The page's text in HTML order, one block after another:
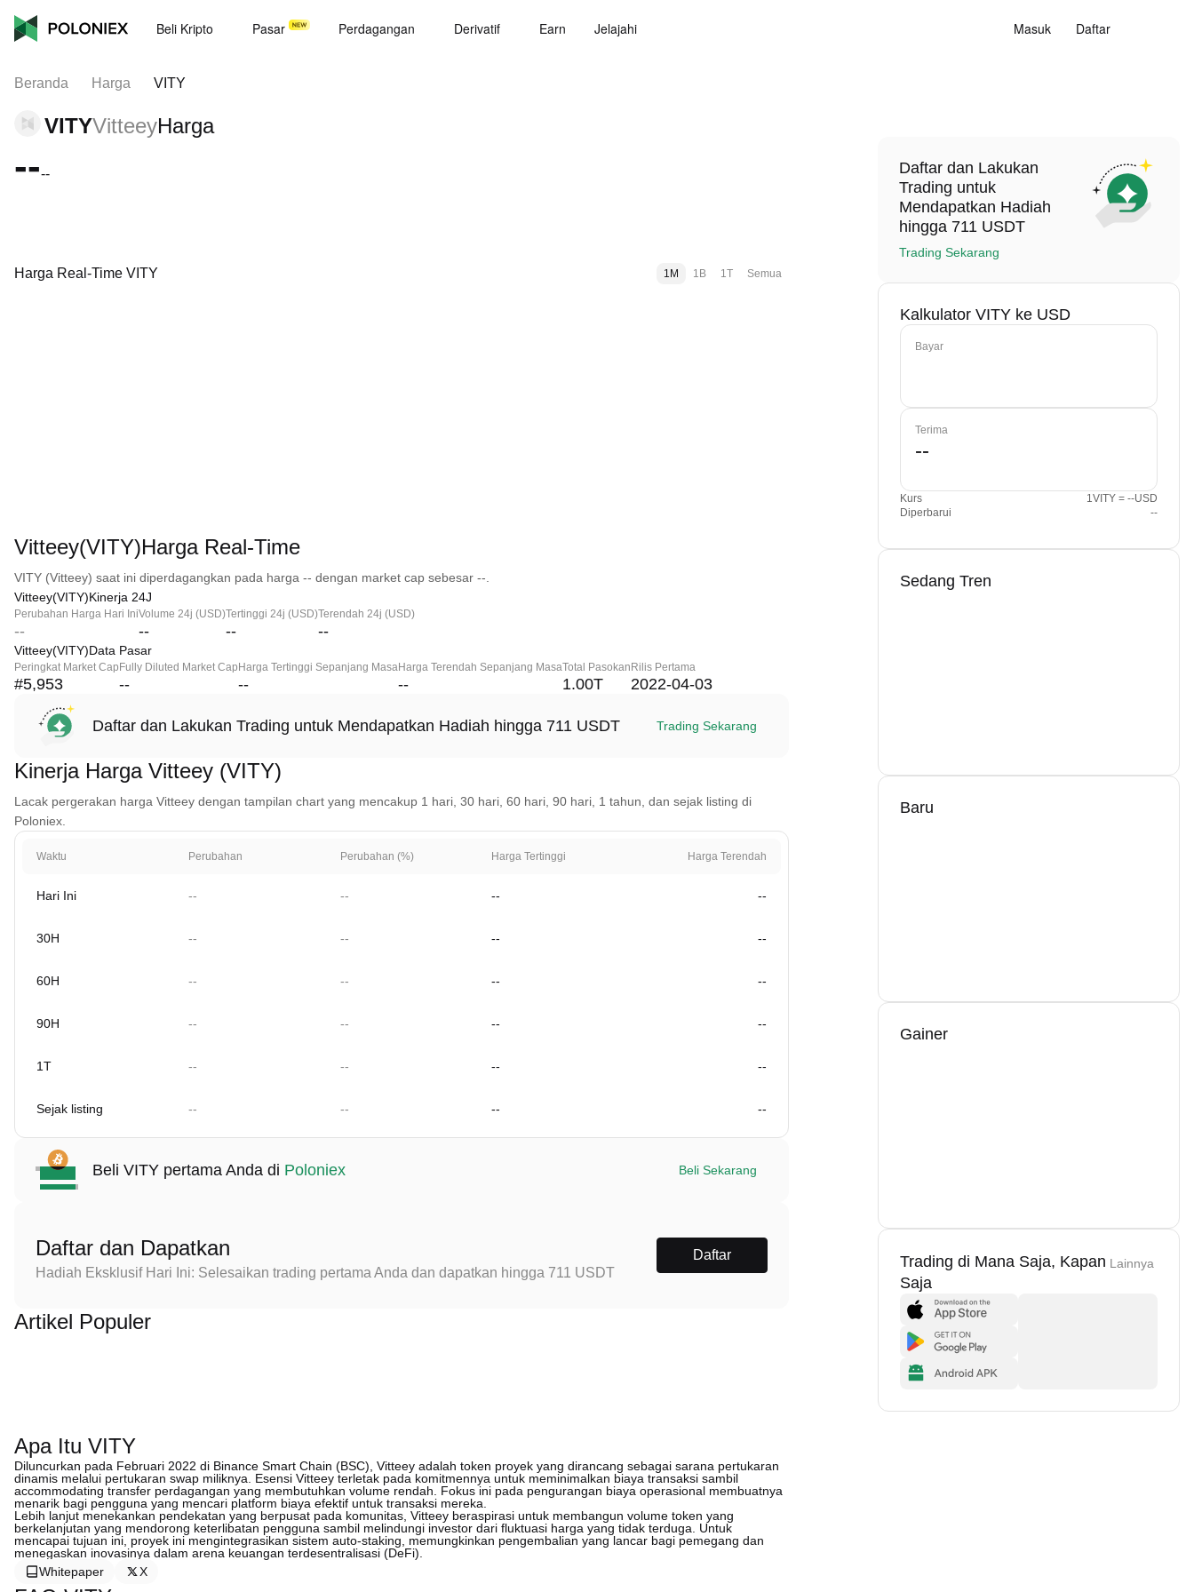
Beli Kripto Pasar Perdagangan Derivatif Earn Jelajahi Masuk Daftar
Beranda Harga VITY
VITYVitteeyHarga
----
Harga Real-Time VITY 1M 1B 1T Semua
Vitteey(VITY)Harga Real-Time
VITY (Vitteey) saat ini diperdagangkan pada harga -- dengan market cap sebesar --.
Vitteey(VITY)Kinerja 24J
Perubahan Harga Hari Ini
--
Volume 24j (USD)
--
Tertinggi 24j (USD)
--
Terendah 24j (USD)
--
Vitteey(VITY)Data Pasar
Peringkat Market Cap
#5,953
Fully Diluted Market Cap
--
Harga Tertinggi Sepanjang Masa
--
Harga Terendah Sepanjang Masa
--
Total Pasokan
1.00T
Rilis Pertama
2022-04-03
Daftar dan Lakukan Trading untuk Mendapatkan Hadiah hingga 711 USDT Trading Sekarang
Kinerja Harga Vitteey (VITY)
Lacak pergerakan harga Vitteey dengan tampilan chart yang mencakup 1 hari, 30 hari, 60 hari, 90 hari, 1 tahun, dan sejak listing di
Poloniex.
Waktu Perubahan Perubahan (%) Harga Tertinggi Harga Terendah
Hari Ini -- -- -- --
30H -- -- -- --
60H -- -- -- --
90H -- -- -- --
1T -- -- -- --
Sejak listing -- -- -- --
Beli VITY pertama Anda di Poloniex Beli Sekarang
Daftar dan Dapatkan
Hadiah Eksklusif Hari Ini: Selesaikan trading pertama Anda dan dapatkan hingga 711 USDT
Daftar
Artikel Populer
Apa Itu VITY
Diluncurkan pada Februari 2022 di Binance Smart Chain (BSC), Vitteey adalah token proyek yang dirancang sebagai sarana pertukaran
dinamis melalui pertukaran swap miliknya. Esensi Vitteey terletak pada komitmennya untuk meminimalkan biaya transaksi sambil
accommodating transfer perdagangan yang membutuhkan volume rendah. Fokus ini pada pengurangan biaya operasional membuatnya
menarik bagi pengguna yang mencari platform biaya efektif untuk transaksi mereka.
Lebih lanjut menekankan pendekatan yang berpusat pada komunitas, Vitteey beraspirasi untuk membangun volume token yang
berkelanjutan yang mendorong keterlibatan pengguna sambil melindungi investor dari fluktuasi harga yang tidak terduga. Untuk
mencapai tujuan ini, proyek ini mengintegrasikan sistem auto-staking, memungkinkan pengembalian yang lancar bagi pemegang dan
menegaskan inovasinya dalam arena keuangan terdesentralisasi (DeFi).
Whitepaper
X
Daftar dan Lakukan
Trading untuk
Mendapatkan Hadiah
hingga 711 USDT
Trading Sekarang
Kalkulator VITY ke USD
Bayar
Terima
Kurs
1VITY = --USD
Diperbarui
--
Sedang Tren
Baru
Gainer
Trading di Mana Saja, Kapan
Saja
Lainnya